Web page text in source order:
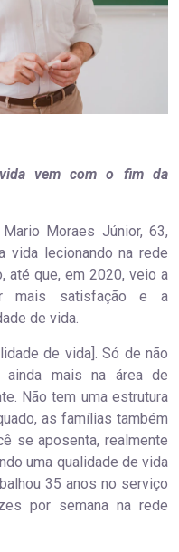
vem com o fim da
Moraes Júnior, 63,
vida lecionando na rede
até que, em 2020, veio a
mais satisfação e a
de vida.
de vida]. Só de não
ainda mais na área de
Não tem uma estrutura
as famílias também
se aposenta, realmente
uma qualidade de vida
35 anos no serviço
por semana na rede